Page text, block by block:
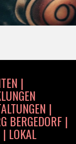
|
|
BERGEDORF |
LOKAL